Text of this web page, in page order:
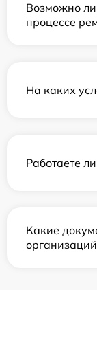
Возможно ли
процессе
На каких
Работаете
Какие